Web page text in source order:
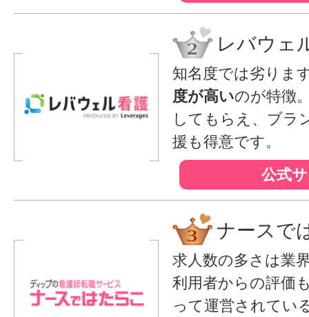
レバウェ
知名度では劣りま
度が高いのが特徴
してもらえ、ブラ
援も得意です。
公式
ナースで
求人数の多さは業
利用者からの評価
って運営されてい